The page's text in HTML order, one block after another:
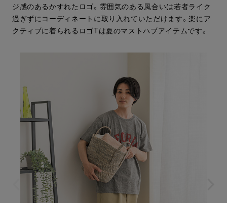
ジ感のあるかすれたロゴ。雰囲気のある風合いは若者ライク
過ぎずにコーディネートに取り入れていただけます。楽にア
クティブに着られるロゴTは夏のマストハブアイテムです。